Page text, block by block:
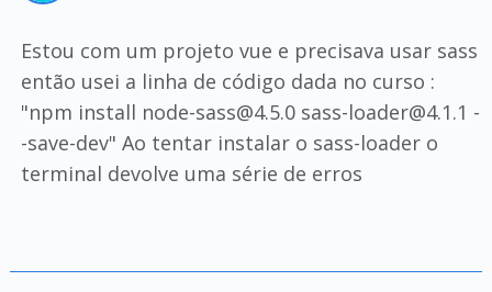
Estou com um projeto vue e precisava usar sass
então usei a linha de código dada no curso :
"npm install node-sass@4.5.0 sass-loader@4.1.1 -
-save-dev" Ao tentar instalar o sass-loader o
terminal devolve uma série de erros